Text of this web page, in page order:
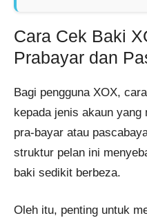
Cara Cek Baki
Prabayar dan
Bagi pengguna XOX,
kepada jenis akaun yang
pra-bayar atau
struktur pelan ini
baki sedikit berbeza.
Oleh itu, penting untuk